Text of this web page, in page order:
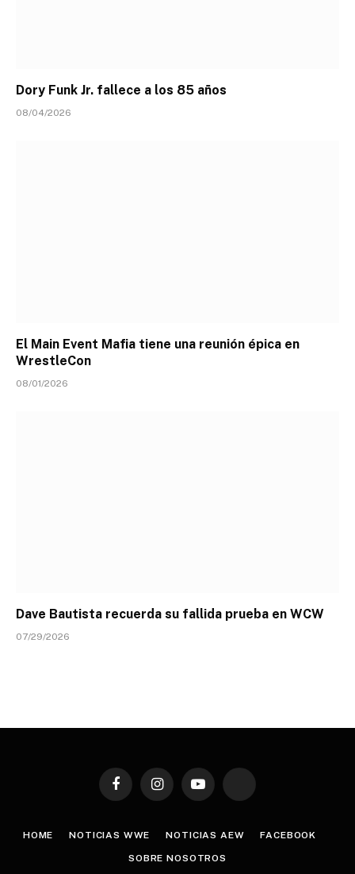
Dory Funk Jr. fallece a los 85 años
08/04/2026
El Main Event Mafia tiene una reunión épica en
WrestleCon
08/01/2026
Dave Bautista recuerda su fallida prueba en WCW
07/29/2026
FacebookInstagramYouTube TikTok
HOME NOTICIAS WWE NOTICIAS AEW FACEBOOK
SOBRE NOSOTROS